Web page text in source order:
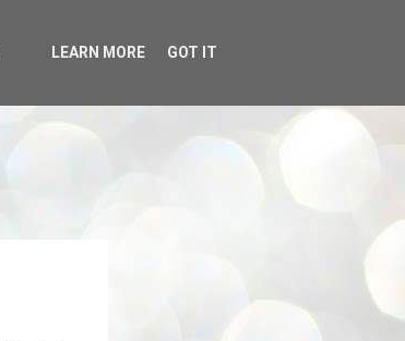
LEARN MORE GOT IT